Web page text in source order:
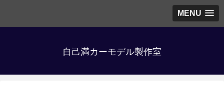
MENU
自己満カーモデル製作室